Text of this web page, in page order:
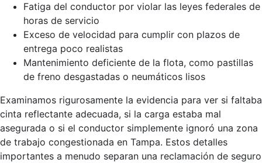
Fatiga del conductor por violar las leyes federales de
horas de servicio
Exceso de velocidad para cumplir con plazos de
entrega poco realistas
Mantenimiento deficiente de la flota, como pastillas
de freno desgastadas o neumáticos lisos
Examinamos rigurosamente la evidencia para ver si faltaba
cinta reflectante adecuada, si la carga estaba mal
asegurada o si el conductor simplemente ignoró una zona
de trabajo congestionada en Tampa. Estos detalles
importantes a menudo separan una reclamación de seguro